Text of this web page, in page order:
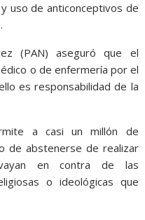
uso de anticonceptivos de
(PAN) aseguró que el
o de enfermería por el
es responsabilidad de la
a casi un millón de
de abstenerse de realizar
en contra de las
o ideológicas que